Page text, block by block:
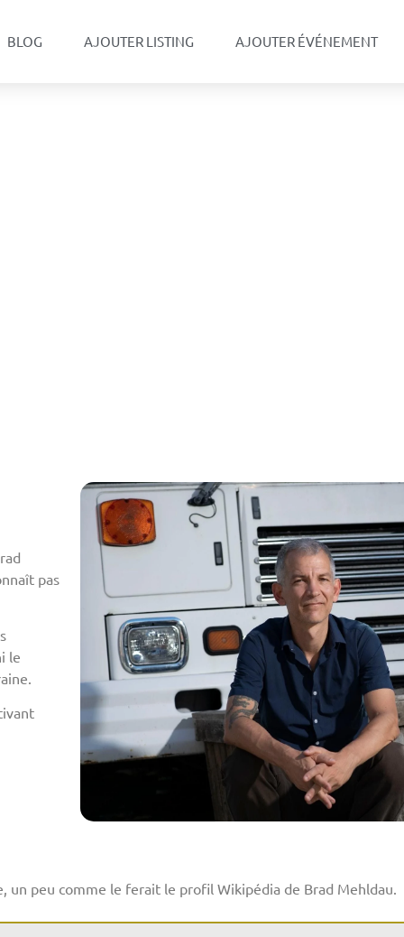
BLOG AJOUTER LISTING AJOUTER ÉVÉNEMENT
pas
le
peu comme le ferait le profil Wikipédia de Brad Mehldau.